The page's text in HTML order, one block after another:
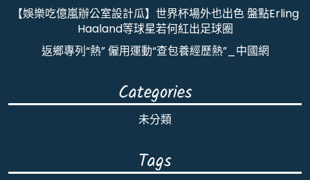
【娛樂吃億嵐辦公室設計瓜】世界杯場外也出色 盤點Erling
Haaland等球星若何紅出足球圈
返鄉專列“熱” 僱用運動“查包養經歷熱”_中國網
Categories
未分類
Tags